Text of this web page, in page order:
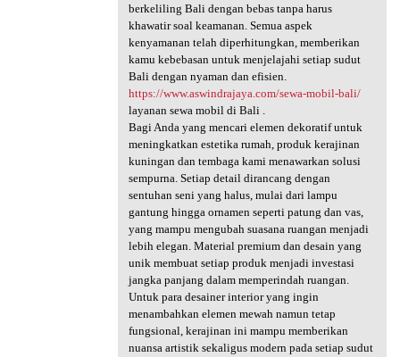
berkeliling Bali dengan bebas tanpa harus
khawatir soal keamanan. Semua aspek
kenyamanan telah diperhitungkan, memberikan
kamu kebebasan untuk menjelajahi setiap sudut
Bali dengan nyaman dan efisien.
https://www.aswindrajaya.com/sewa-mobil-bali/
layanan sewa mobil di Bali .
Bagi Anda yang mencari elemen dekoratif untuk
meningkatkan estetika rumah, produk kerajinan
kuningan dan tembaga kami menawarkan solusi
sempurna. Setiap detail dirancang dengan
sentuhan seni yang halus, mulai dari lampu
gantung hingga ornamen seperti patung dan vas,
yang mampu mengubah suasana ruangan menjadi
lebih elegan. Material premium dan desain yang
unik membuat setiap produk menjadi investasi
jangka panjang dalam memperindah ruangan.
Untuk para desainer interior yang ingin
menambahkan elemen mewah namun tetap
fungsional, kerajinan ini mampu memberikan
nuansa artistik sekaligus modern pada setiap sudut